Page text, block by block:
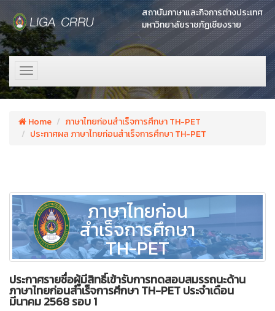
สถาบันภาษาและกิจการต่างประเทศ
มหาวิทยาลัยราชภัฏเชียงราย
Toggle
navigation
Home
ภาษาไทยก่อนสำเร็จการศึกษา TH-PET
ประกาศผล ภาษาไทยก่อนสำเร็จการศึกษา TH-PET
ภาษาไทยก่อน
สำเร็จการศึกษา
TH-PET
ประกาศรายชื่อผู้มีสิทธิ์เข้ารับการทดสอบสมรรถนะด้าน
ภาษาไทยก่อนสำเร็จการศึกษา TH-PET ประจำเดือน
มีนาคม 2568 รอบ 1